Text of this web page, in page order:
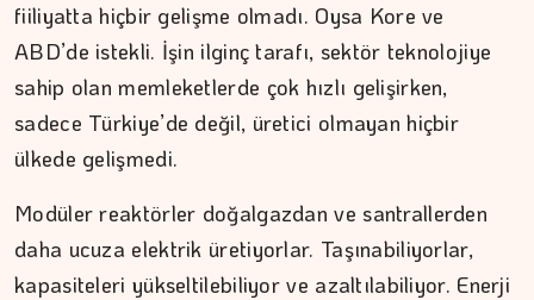
fiiliyatta hiçbir gelişme olmadı. Oysa Kore ve
ABD’de istekli. İşin ilginç tarafı, sektör teknolojiye
sahip olan memleketlerde çok hızlı gelişirken,
sadece Türkiye’de değil, üretici olmayan hiçbir
ülkede gelişmedi.
Modüler reaktörler doğalgazdan ve santrallerden
daha ucuza elektrik üretiyorlar. Taşınabiliyorlar,
kapasiteleri yükseltilebiliyor ve azaltılabiliyor. Enerji
ÇİĞDEM MEN
Yoğunluktan kaçarken yoğunlaştırdığımız…